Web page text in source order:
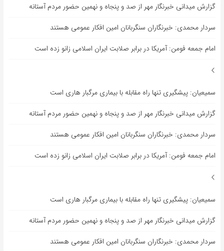
گزارش میدانی خبرنگار مهر از صد و پنجاه و نهمین حضور مردم آستانه
سردار محمدی: خبرنگاران سنگربانان امین افکار عمومی هستند
امام جمعه فومن: آمریکا در برابر صلابت ایران اسلامی زانو زده است
سمیعیان: پیشگیری تنها راه مقابله با بیماری مرگبار هاری است
گزارش میدانی خبرنگار مهر از صد و پنجاه و نهمین حضور مردم آستانه
سردار محمدی: خبرنگاران سنگربانان امین افکار عمومی هستند
امام جمعه فومن: آمریکا در برابر صلابت ایران اسلامی زانو زده است
سمیعیان: پیشگیری تنها راه مقابله با بیماری مرگبار هاری است
گزارش میدانی خبرنگار مهر از صد و پنجاه و نهمین حضور مردم آستانه
سردار محمدی: خبرنگاران سنگربانان امین افکار عمومی هستند